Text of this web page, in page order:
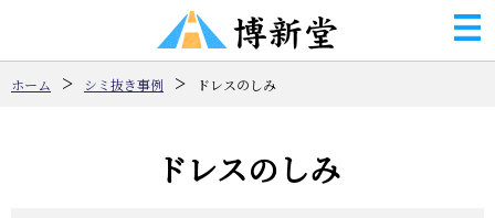
ホーム シミ抜き事例 ドレスのしみ
ドレスのしみ